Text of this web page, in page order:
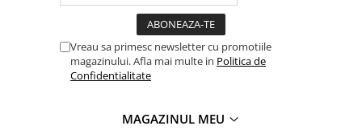
Vreau sa primesc newsletter cu promotiile
magazinului. Afla mai multe in Politica de
Confidentialitate
MAGAZINUL MEU